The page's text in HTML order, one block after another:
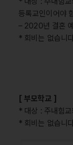
등록교인이어야
– 2020년 결혼
* 회비는 없습니
[ 부모학교 ]
* 대상 : 주내힘
* 회비는 없습니